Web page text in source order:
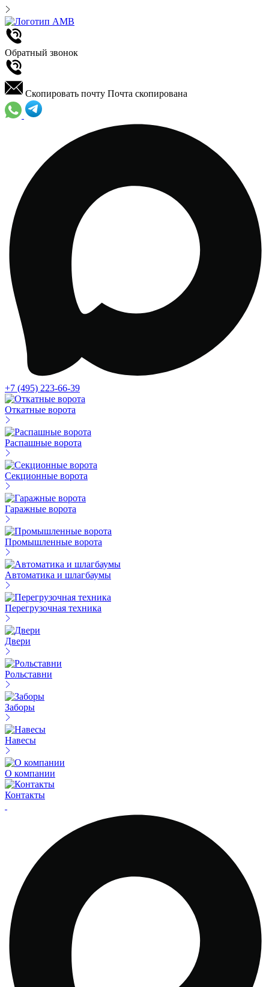
Обратный звонок
Скопировать почту Почта скопирована
+7 (495) 223-66-39
Откатные ворота
Распашные ворота
Секционные ворота
Гаражные ворота
Промышленные ворота
Автоматика и шлагбаумы
Перегрузочная техника
Двери
Рольставни
Заборы
Навесы
О компании
Контакты